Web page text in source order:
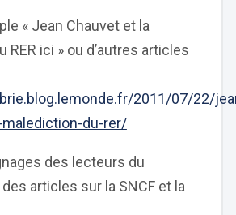
« Jean Chauvet et la
RER ici » ou d’autres articles
2011/07/22/
du-rer/
des lecteurs du
articles sur la SNCF et la